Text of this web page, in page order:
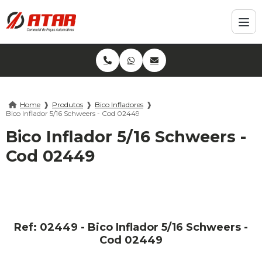
Home ❱ Produtos ❱ Bico Infladores ❱
Bico Inflador 5/16 Schweers - Cod 02449
Bico Inflador 5/16 Schweers -
Cod 02449
Ref: 02449 - Bico Inflador 5/16 Schweers -
Cod 02449